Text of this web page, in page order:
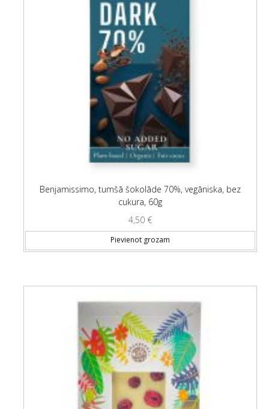
Benjamissimo, tumšā šokolāde 70%, vegāniska, bez
cukura, 60g
4,50 €
Pievienot grozam